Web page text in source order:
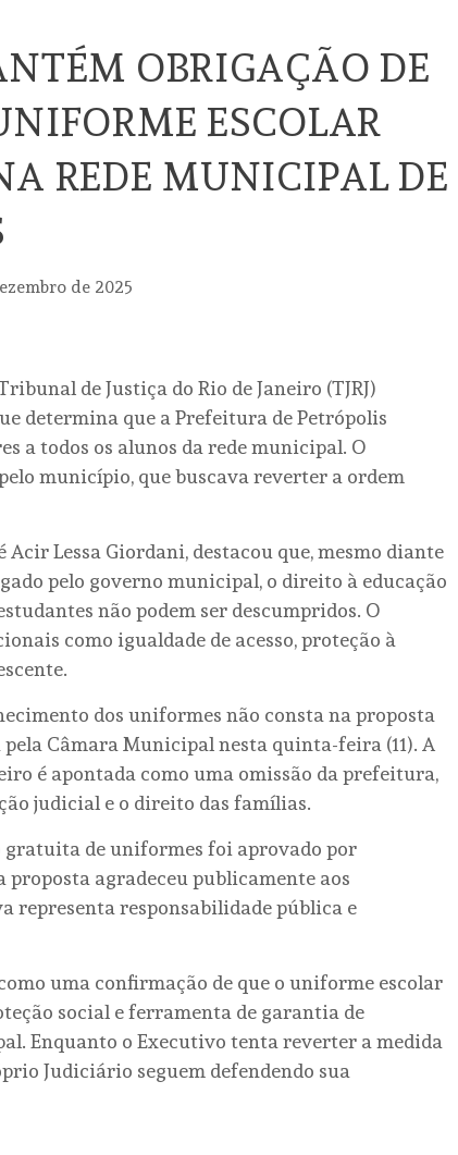
OBRIGAÇÃO DE
ESCOLAR
REDE MUNICIPAL DE
de 2025
de Justiça do Rio de Janeiro (TJRJ)
determina que a Prefeitura de Petrópolis
a todos os alunos da rede municipal. O
município, que buscava reverter a ordem
Acir Lessa Giordani, destacou que, mesmo diante
pelo governo municipal, o direito à educação
não podem ser descumpridos. O
como igualdade de acesso, proteção à
dos uniformes não consta na proposta
Câmara Municipal nesta quinta-feira (11). A
é apontada como uma omissão da prefeitura,
judicial e o direito das famílias.
de uniformes foi aprovado por
agradeceu publicamente aos
representa responsabilidade pública e
uma confirmação de que o uniforme escolar
social e ferramenta de garantia de
Enquanto o Executivo tenta reverter a medida
Judiciário seguem defendendo sua